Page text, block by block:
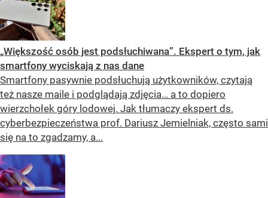
„Większość osób jest podsłuchiwana”. Ekspert o tym, jak
smartfony wyciskają z nas dane
Smartfony pasywnie podsłuchują użytkowników, czytają
też nasze maile i podglądają zdjęcia… a to dopiero
wierzchołek góry lodowej. Jak tłumaczy ekspert ds.
cyberbezpieczeństwa prof. Dariusz Jemielniak, często sami
się na to zgadzamy, a...